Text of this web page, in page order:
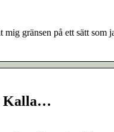
gränsen på ett sätt som
Kalla…